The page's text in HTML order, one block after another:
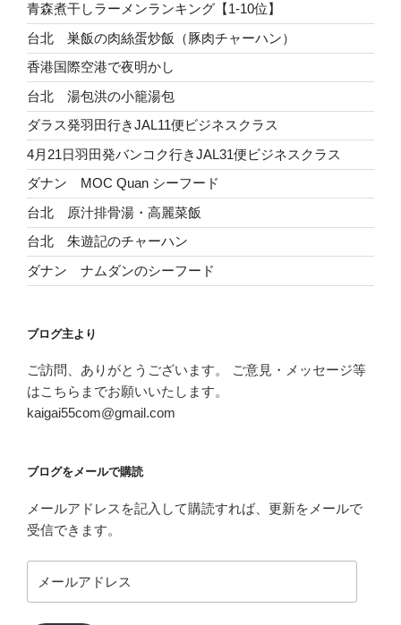
青森煮干しラーメンランキング【1-10位】
台北 巣飯の肉絲蛋炒飯（豚肉チャーハン）
香港国際空港で夜明かし
台北 湯包洪の小籠湯包
ダラス発羽田行きJAL11便ビジネスクラス
4月21日羽田発バンコク行きJAL31便ビジネスクラス
ダナン MOC Quan シーフード
台北 原汁排骨湯・高麗菜飯
台北 朱遊記のチャーハン
ダナン ナムダンのシーフード
ブログ主より
ご訪問、ありがとうございます。 ご意見・メッセージ等
はこちらまでお願いいたします。
kaigai55com@gmail.com
ブログをメールで購読
メールアドレスを記入して購読すれば、更新をメールで
受信できます。
ー